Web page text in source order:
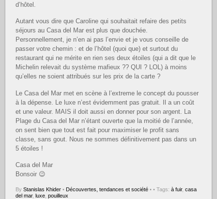
d’hôtel.
Autant vous dire que Caroline qui souhaitait refaire des petits
séjours au Casa del Mar est plus que douchée.
Personnellement, je n’en ai pas l’envie et je vous conseille de
passer votre chemin : et de l’hôtel (quoi que) et surtout du
restaurant qui ne mérite en rien ses deux étoiles (qui a dit que le
Michelin relevait du système mafieux ?? QUI ? LOL) à moins
qu’elles ne soient attribués sur les prix de la carte ?
Le Casa del Mar met en scène à l’extreme le concept du pousser
à la dépense. Le luxe n’est évidemment pas gratuit. Il a un coût
et une valeur. MAIS il doit aussi en donner pour son argent. La
Plage du Casa del Mar n’étant ouverte que la moitié de l’année,
on sent bien que tout est fait pour maximiser le profit sans
classe, sans gout. Nous ne sommes définitivement pas dans un
5 étoiles !
Casa del Mar
Bonsoir 😉
ByStanislas Khider • Découvertes, tendances et société • • Tags:à fuir,casa
del mar,luxe ,pouilleux